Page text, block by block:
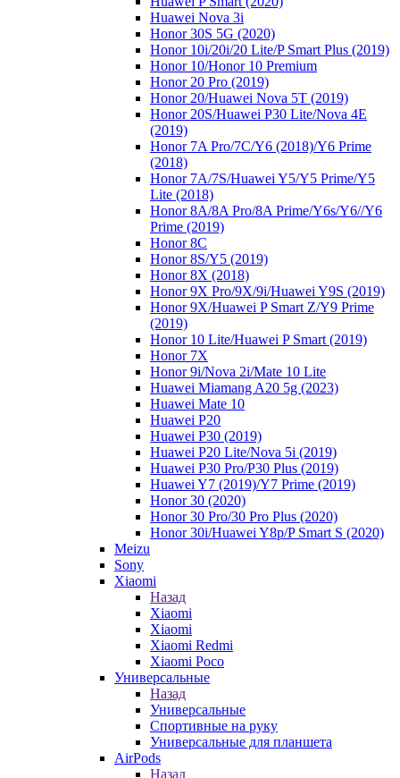
Huawei Nova 3i
Honor 30S 5G (2020)
Honor 10i/20i/20 Lite/P Smart Plus (2019)
Honor 10/Honor 10 Premium
Honor 20 Pro (2019)
Honor 20/Huawei Nova 5T (2019)
Honor 20S/Huawei P30 Lite/Nova 4E
(2019)
Honor 7A Pro/7C/Y6 (2018)/Y6 Prime
(2018)
Honor 7A/7S/Huawei Y5/Y5 Prime/Y5
Lite (2018)
Honor 8A/8A Pro/8A Prime/Y6s/Y6//Y6
Prime (2019)
Honor 8C
Honor 8S/Y5 (2019)
Honor 8X (2018)
Honor 9X Pro/9X/9i/Huawei Y9S (2019)
Honor 9X/Huawei P Smart Z/Y9 Prime
(2019)
Honor 10 Lite/Huawei P Smart (2019)
Honor 7X
Honor 9i/Nova 2i/Mate 10 Lite
Huawei Miamang A20 5g (2023)
Huawei Mate 10
Huawei P20
Huawei P30 (2019)
Huawei P20 Lite/Nova 5i (2019)
Huawei P30 Pro/P30 Plus (2019)
Huawei Y7 (2019)/Y7 Prime (2019)
Honor 30 (2020)
Honor 30 Pro/30 Pro Plus (2020)
Honor 30i/Huawei Y8p/P Smart S (2020)
Meizu
Sony
Xiaomi
Назад
Xiaomi
Xiaomi
Xiaomi Redmi
Xiaomi Poco
Универсальные
Назад
Универсальные
Спортивные на руку
Универсальные для планшета
AirPods
Назад